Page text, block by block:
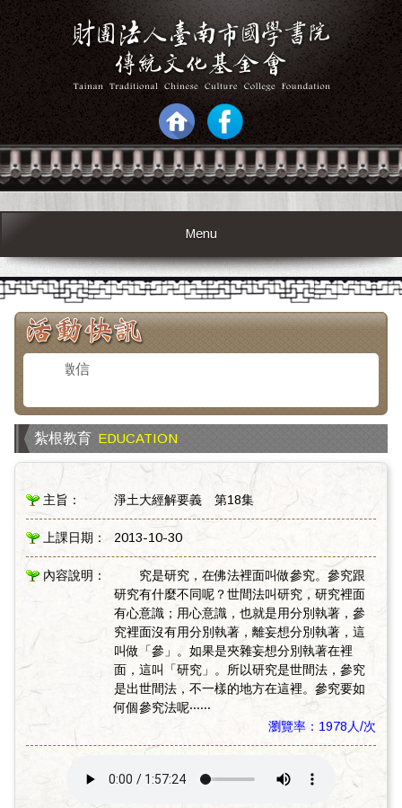
Menu
捐款徵信
紮根教育 EDUCATION
主旨： 淨土大經解要義 第18集
上課日期： 2013-10-30
內容說明：
究是研究，在佛法裡面叫做參究。參究跟
研究有什麼不同呢？世間法叫研究，研究裡面
有心意識；用心意識，也就是用分別執著，參
究裡面沒有用分別執著，離妄想分別執著，這
叫做「參」。如果是夾雜妄想分別執著在裡
面，這叫「研究」。所以研究是世間法，參究
是出世間法，不一樣的地方在這裡。參究要如
何個參究法呢‧‧‧‧‧‧
瀏覽率：1978人/次